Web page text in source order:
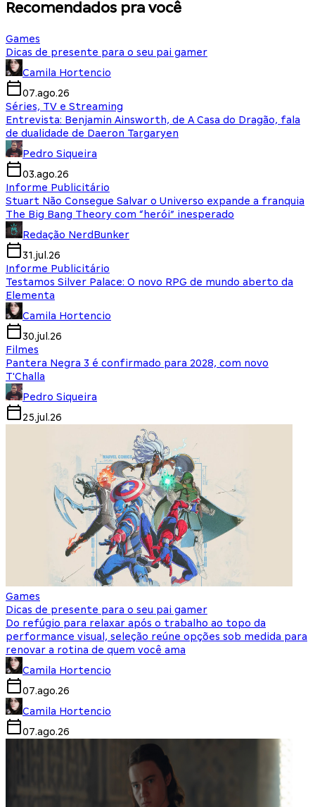
Recomendados pra você
Games
Dicas de presente para o seu pai gamer
Camila Hortencio
07.ago.26
Séries, TV e Streaming
Entrevista: Benjamin Ainsworth, de A Casa do Dragão, fala
de dualidade de Daeron Targaryen
Pedro Siqueira
03.ago.26
Informe Publicitário
Stuart Não Consegue Salvar o Universo expande a franquia
The Big Bang Theory com “herói” inesperado
Redação NerdBunker
31.jul.26
Informe Publicitário
Testamos Silver Palace: O novo RPG de mundo aberto da
Elementa
Camila Hortencio
30.jul.26
Filmes
Pantera Negra 3 é confirmado para 2028, com novo
T'Challa
Pedro Siqueira
25.jul.26
Games
Dicas de presente para o seu pai gamer
Do refúgio para relaxar após o trabalho ao topo da
performance visual, seleção reúne opções sob medida para
renovar a rotina de quem você ama
Camila Hortencio
07.ago.26
Camila Hortencio
07.ago.26